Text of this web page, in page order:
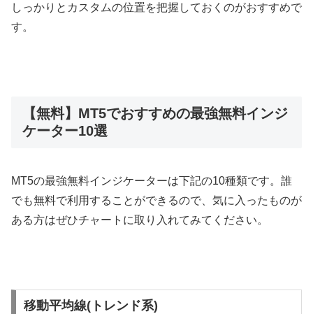
しっかりとカスタムの位置を把握しておくのがおすすめで
す。
【無料】MT5でおすすめの最強無料インジ
ケーター10選
MT5の最強無料インジケーターは下記の10種類です。誰
でも無料で利用することができるので、気に入ったものが
ある方はぜひチャートに取り入れてみてください。
移動平均線(トレンド系)